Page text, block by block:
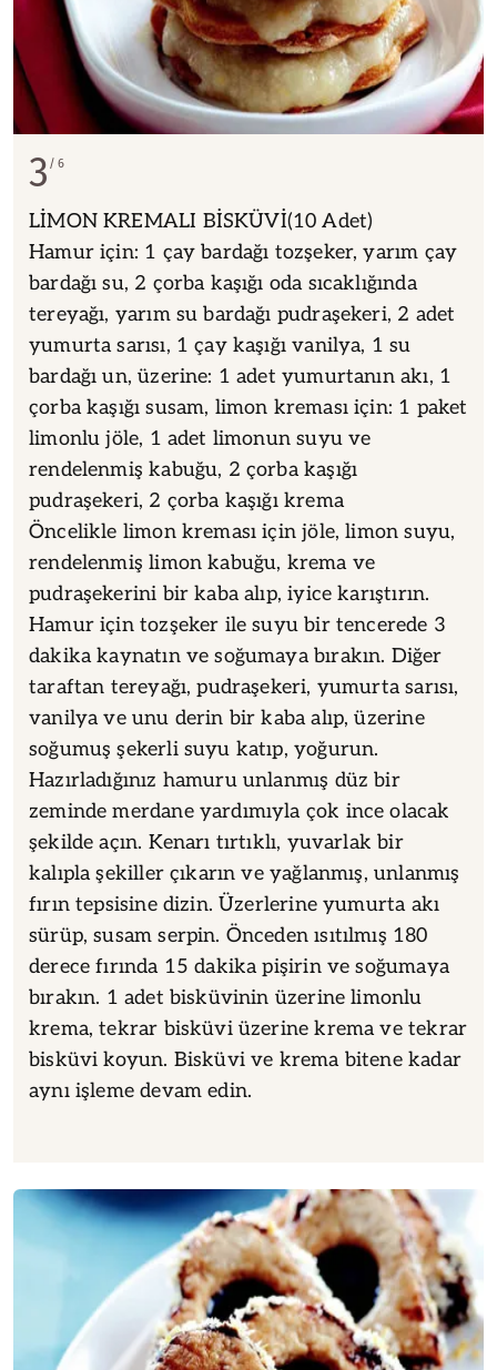
3 6
LİMON KREMALI BİSKÜVİ(10 Adet)
Hamur için: 1 çay bardağı tozşeker, yarım çay
bardağı su, 2 çorba kaşığı oda sıcaklığında
tereyağı, yarım su bardağı pudraşekeri, 2 adet
yumurta sarısı, 1 çay kaşığı vanilya, 1 su
bardağı un, üzerine: 1 adet yumurtanın akı, 1
çorba kaşığı susam, limon kreması için: 1 paket
limonlu jöle, 1 adet limonun suyu ve
rendelenmiş kabuğu, 2 çorba kaşığı
pudraşekeri, 2 çorba kaşığı krema
Öncelikle limon kreması için jöle, limon suyu,
rendelenmiş limon kabuğu, krema ve
pudraşekerini bir kaba alıp, iyice karıştırın.
Hamur için tozşeker ile suyu bir tencerede 3
dakika kaynatın ve soğumaya bırakın. Diğer
taraftan tereyağı, pudraşekeri, yumurta sarısı,
vanilya ve unu derin bir kaba alıp, üzerine
soğumuş şekerli suyu katıp, yoğurun.
Hazırladığınız hamuru unlanmış düz bir
zeminde merdane yardımıyla çok ince olacak
şekilde açın. Kenarı tırtıklı, yuvarlak bir
kalıpla şekiller çıkarın ve yağlanmış, unlanmış
fırın tepsisine dizin. Üzerlerine yumurta akı
sürüp, susam serpin. Önceden ısıtılmış 180
derece fırında 15 dakika pişirin ve soğumaya
bırakın. 1 adet bisküvinin üzerine limonlu
krema, tekrar bisküvi üzerine krema ve tekrar
bisküvi koyun. Bisküvi ve krema bitene kadar
aynı işleme devam edin.